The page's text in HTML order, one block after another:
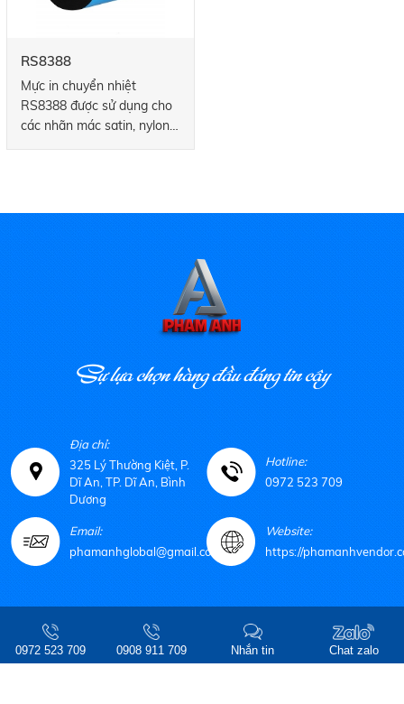
RS8388
Mực in chuyển nhiệt
RS8388 được sử dụng cho
các nhãn mác satin, nylon,
Sự lựa chọn hàng đầu đáng tin cậy
Địa chỉ:
325 Lý Thường Kiệt, P.
Dĩ An, TP. Dĩ An, Bình
Dương
Hotline:
0972 523 709
Email:
phamanhglobal@gmail.com
Website:
https://
© Copyright 2021 CÔNG TY TNHH MTV TM-DV PHẠM ANH. Design byWeb
Online: 2 | Tháng: 4938 | Tổng: 503974
0972 523 709 0908 911 709 Nhắn tin Chat zalo